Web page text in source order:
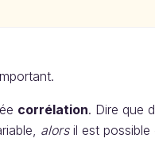
corrélation. Dire que
alorsil est possible